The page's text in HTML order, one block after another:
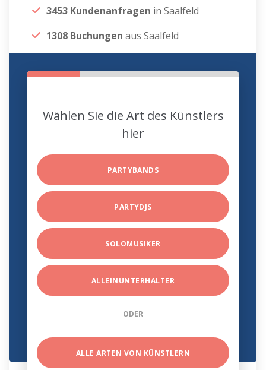
3453 Kundenanfragen in Saalfeld
1308 Buchungen aus Saalfeld
Wählen Sie die Art des Künstlers
hier
PARTYBANDS
PARTYDJS
SOLOMUSIKER
ALLEINUNTERHALTER
ODER
ALLE ARTEN VON KÜNSTLERN